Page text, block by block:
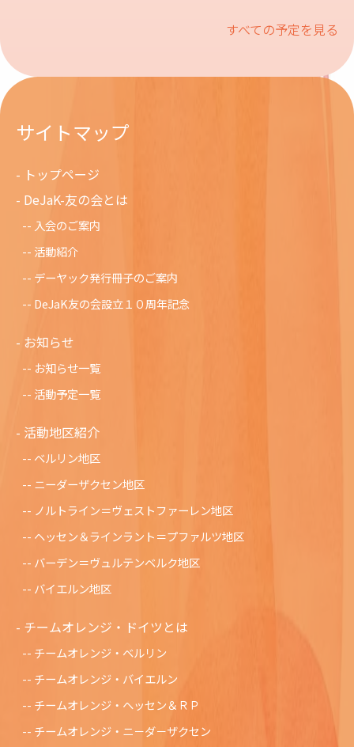
すべての予定を見る
サイトマップ
トップページ
DeJaK-友の会とは
入会のご案内
活動紹介
デーヤック発行冊子のご案内
DeJaK友の会設立１０周年記念
お知らせ
お知らせ一覧
活動予定一覧
活動地区紹介
ベルリン地区
ニーダーザクセン地区
ノルトライン＝ヴェストファーレン地区
ヘッセン＆ラインラント＝プファルツ地区
バーデン＝ヴュルテンベルク地区
バイエルン地区
チームオレンジ・ドイツとは
チームオレンジ・ベルリン
チームオレンジ・バイエルン
チームオレンジ・ヘッセン＆ＲＰ
チームオレンジ・ニ－ダ－ザクセン